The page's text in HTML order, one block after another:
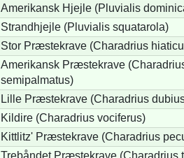
Amerikansk Hjejle (Pluvialis
Strandhjejle (Pluvialis squatarola)
Stor Præstekrave (Charadrius
Amerikansk Præstekrave
semipalmatus)
Lille Præstekrave (Charadrius
Kildire (Charadrius vociferus)
Kittlitz' Præstekrave (Charadrius
Trebåndet Præstekrave (Charadrius